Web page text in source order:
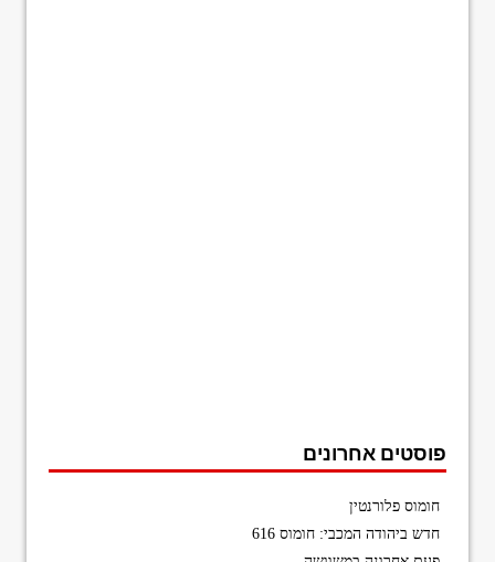
פוסטים אחרונים
חומוס פלורנטין
חדש ביהודה המכבי: חומוס 616